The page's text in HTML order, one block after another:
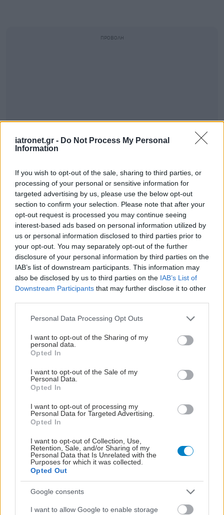
iatronet.gr - Do Not Process My Personal
Information
If you wish to opt-out of the sale, sharing to third parties, or
processing of your personal or sensitive information for
targeted advertising by us, please use the below opt-out
section to confirm your selection. Please note that after your
opt-out request is processed you may continue seeing
interest-based ads based on personal information utilized by
us or personal information disclosed to third parties prior to
your opt-out. You may separately opt-out of the further
disclosure of your personal information by third parties on the
IAB’s list of downstream participants. This information may
also be disclosed by us to third parties on the IAB’s List of
Downstream Participants that may further disclose it to other
Please note that this website/app uses one or more Google
not limited to your visit or usage behaviour. You may click to
grant or deny consent to Google and its third-party tags to
use your data for below specified purposes in below Google
consent section.
Personal Data Processing Opt Outs
I want to opt-out of the Sharing of my
personal data.
Opted In
I want to opt-out of the Sale of my
Personal Data.
Opted In
I want to opt-out of processing my
Personal Data for Targeted Advertising.
Opted In
I want to opt-out of Collection, Use,
Retention, Sale, and/or Sharing of my
Personal Data that Is Unrelated with the
Purposes for which it was collected.
Opted Out
Google consents
I want to allow Google to enable storage
ΣΗΜΕΡΑ ΣΤΟ IATRONET.GR